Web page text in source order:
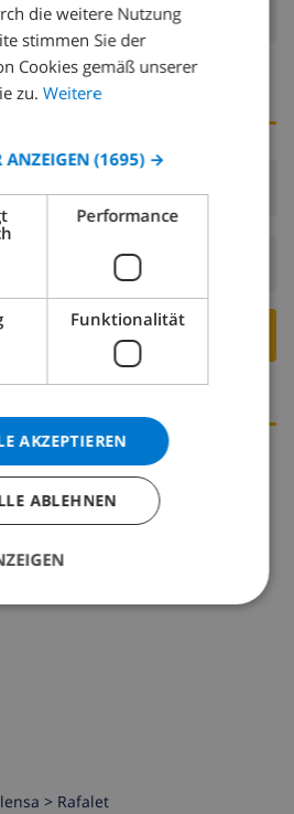
Ab 15:00 vor 20:00
Vor: 10:00
BUCHEN ›
> Rafalet
SPANISH
GERMAN
ITALIAN
NORWEGIAN
die weitere Nutzung
stimmen Sie der
Cookies gemäß unserer
zu. Weitere
ANZEIGEN (1695) →
Performance
Funktionalität
AKZEPTIEREN
ABLEHNEN